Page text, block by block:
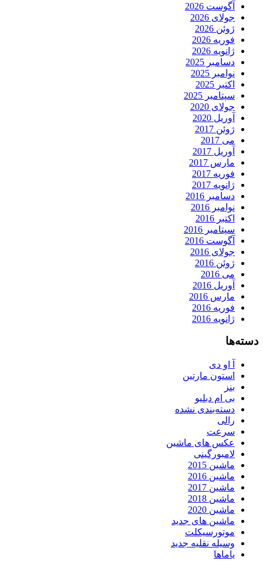
آگوست 2026
جولای 2026
ژوئن 2026
فوریه 2026
ژانویه 2026
دسامبر 2025
نوامبر 2025
اکتبر 2025
سپتامبر 2025
جولای 2020
آوریل 2020
ژوئن 2017
می 2017
آوریل 2017
مارس 2017
فوریه 2017
ژانویه 2017
دسامبر 2016
نوامبر 2016
اکتبر 2016
سپتامبر 2016
آگوست 2016
جولای 2016
ژوئن 2016
می 2016
آوریل 2016
مارس 2016
فوریه 2016
ژانویه 2016
دسته‌ها
آ او دی
استون مارتین
بنز
بی ام دبلیو
دسته‌بندی نشده
رالی
سرعت
عکس های ماشین
لامبورگینی
ماشین 2015
ماشین 2016
ماشین 2017
ماشین 2018
ماشین 2020
ماشین های جدید
موتورسیکلت
وسیله نقلیه جدید
یاماها